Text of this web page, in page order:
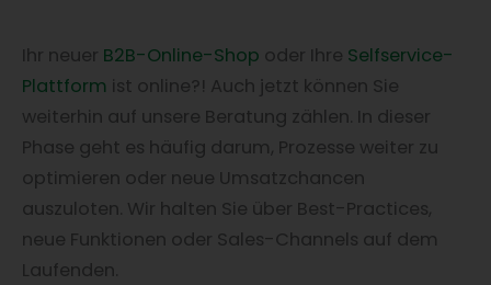
Ihr neuer B2B-Online-Shop oder Ihre Selfservice-
Plattform ist online?! Auch jetzt können Sie
weiterhin auf unsere Beratung zählen. In dieser
Phase geht es häufig darum, Prozesse weiter zu
optimieren oder neue Umsatzchancen
auszuloten. Wir halten Sie über Best-Practices,
neue Funktionen oder Sales-Channels auf dem
Laufenden.